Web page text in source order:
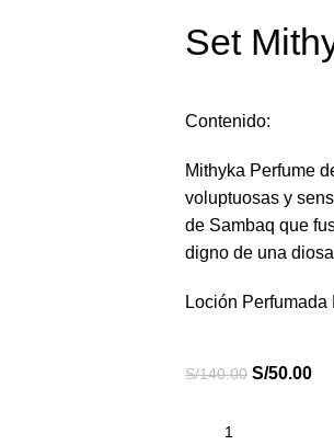
Set
Contenido:
Mithyka Perfume
voluptuosas y
de Sambaq que
digno de una
Loción Perfumada
S/140.00 S/50.00